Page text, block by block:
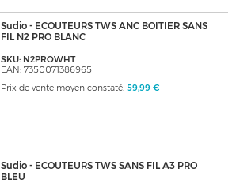
Sudio - ECOUTEURS TWS ANC BOITIER SANS
FIL N2 PRO BLANC
SKU: N2PROWHT
EAN: 7350071386965
Prix de vente moyen constaté: 59,99 €
Sudio - ECOUTEURS TWS SANS FIL A3 PRO
BLEU